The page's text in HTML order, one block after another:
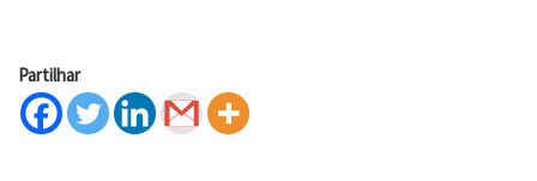
Partilhar